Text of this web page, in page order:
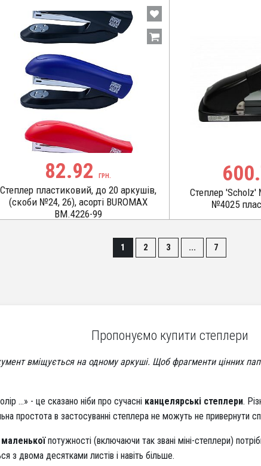
82.92 ГРН.
Степлер пластиковий, до 20 аркушів,
(скоби №24, 26), асорті BUROMAX
BM.4226-99
Степлер
№4025
1 2 3 ... 7
Пропонуємо купити степлери
вміщується на одному аркуші. Щоб фрагменти цінних
...» - це сказано ніби про сучасні канцелярські степлери.
простота в застосуванні степлера не можуть не привернути
потужності (включаючи так звані міні-степлери)
з двома десятками листів і навіть більше.